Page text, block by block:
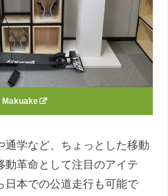
Makuake
通学など、ちょっとした移動
動革命として注目のアイテ
日本での公道走行も可能で